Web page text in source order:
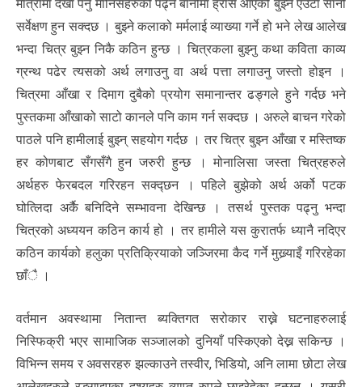
मात्रामा देखा पर्नु मानिसहरुको पढ्ने बानीमा ह्रास आएको बुझ्ने एउटा सानो
सर्वेक्षण हुन सक्दछ । बुझ्ने कलाको मर्मलाई व्याख्या गर्ने हो भने लेख आलेख
भन्दा चित्र बुझ्न निकै कठिन हुन्छ । चित्रकला बुझ्नु कथा कविता काव्य
ग्रन्थ पढेर त्यसको अर्थ लगाउनु वा अर्थ पत्ता लगाउनु जस्तो होइन ।
चित्रमा आँखा र दिमाग दुबैको प्रयोग समानान्तर ढङ्गले हुने गर्दछ भने
पुस्तकमा आँखाको साटो कानले पनि काम गर्न सक्दछ । अरुले बाचन गरेको
पाठले पनि हामीलाई बुझ्न् सहयोग गर्दछ । तर चित्र बुझ्न आँखा र मस्तिष्क
हर कोणबाट सँगसँगै हुन जरुरी हुन्छ । मोनालिसा जस्ता चित्रहरुले
अर्थहरु फेरबदल गरिरहन सक्द्छन । पहिले बुझेको अर्थ अर्को पटक
घोत्लिदा अर्कै बनिदिने सम्भावना देखिन्छ । तसर्थ पुस्तक पढ्नु भन्दा
चित्रको अध्ययन कठिन कार्य हो । तर हामीले यस कुरातर्फ ध्यानै नदिएर
कठिन कार्यको हलुका प्रतिक्रियाको जञ्जिरमा कैद गर्ने मुख्र्याइँ गरिरहेका
छाँै ।
वर्तमान अवस्थामा नितान्त ब्यक्तिगत सरोकार राख्ने घटनाहरुलाई
निस्फिक्री भएर सामाजिक सञ्जालको दुनियाँ पस्किएको देख्न सकिन्छ ।
विभिन्न समय र अवसरहरु झल्काउने तस्वीर, भिडियो, अनि लामा छोटा लेख